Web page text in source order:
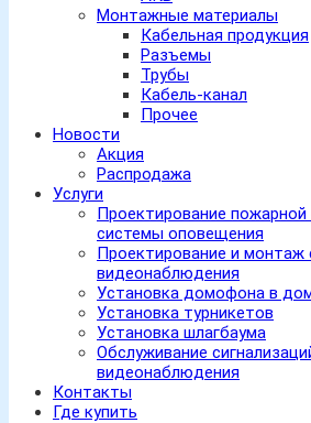
Монтажные материалы
Кабельная продукция
Разъемы
Трубы
Кабель-канал
Прочее
Новости
Акция
Распродажа
Услуги
Проектирование пожарной
системы оповещения
Проектирование и монтаж
видеонаблюдения
Установка домофона в
Установка турникетов
Установка шлагбаума
Обслуживание
видеонаблюдения
Контакты
Где купить